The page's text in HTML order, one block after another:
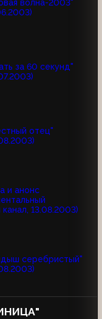
волна-2003"
за 60 секунд"
отец"
и анонс
13.08.2003)
серебристый"